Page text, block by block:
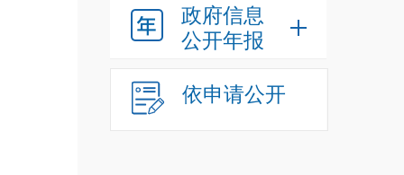
政府信息
公开年报
依申请公开